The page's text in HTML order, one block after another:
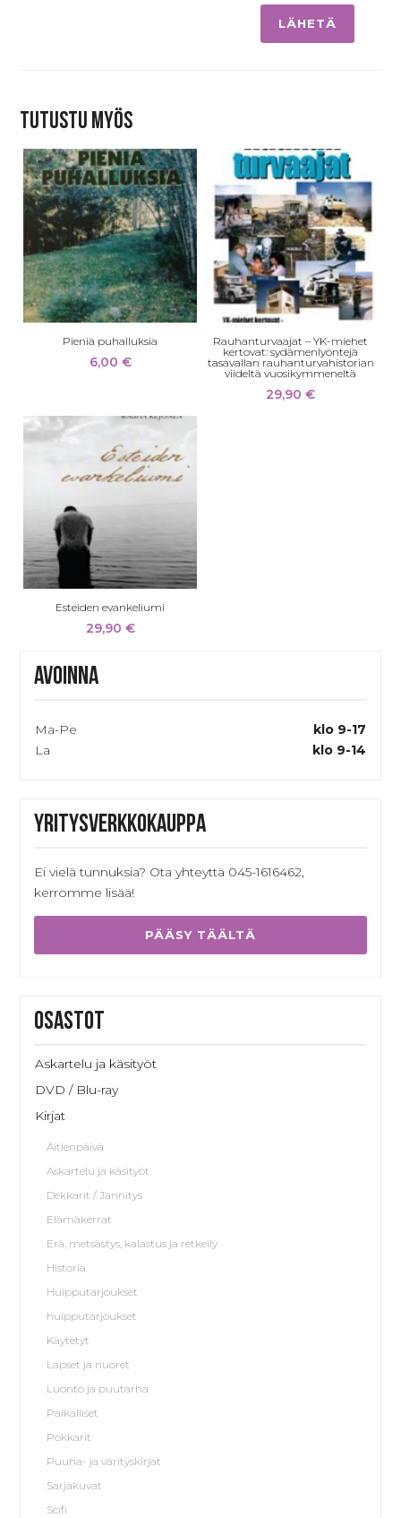
Tutustu myös
Pieniä puhalluksia
6,00 €
Rauhanturvaajat – YK-miehet
kertovat: sydämenlyöntejä
tasavallan rauhanturvahistorian
viideltä vuosikymmeneltä
29,90€
Esteiden evankeliumi
29,90 €
Avoinna
Ma-Pe
klo 9-17
La
klo 9-14
Yritysverkkokauppa
Ei vielä tunnuksia? Ota yhteyttä 045-1616462,
kerromme lisää!
PÄÄSY TÄÄLTÄ
Osastot
Askartelu ja käsityöt
DVD / Blu-ray
Kirjat
Äitienpäivä
Askartelu ja käsityöt
Dekkarit / Jännitys
Elämäkerrat
Erä, metsästys, kalastus ja retkeily
Historia
Huipputarjoukset
huipputarjoukset
Käytetyt
Lapset ja nuoret
Luonto ja puutarha
Paikalliset
Pokkarit
Puuha- ja värityskirjat
Sarjakuvat
Scifi